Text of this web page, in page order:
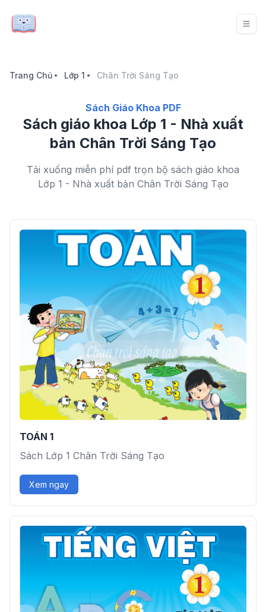
Trang Chủ Lớp 1 Chân Trời Sáng Tạo
Sách Giáo Khoa PDF
Sách giáo khoa Lớp 1 - Nhà xuất
bản Chân Trời Sáng Tạo
Tải xuống miễn phí pdf trọn bộ sách giáo khoa
Lớp 1 - Nhà xuất bản Chân Trời Sáng Tạo
TOÁN 1
Sách Lớp 1 Chân Trời Sáng Tạo
Xem ngay